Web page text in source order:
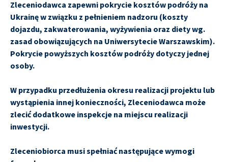
Zleceniodawca zapewni pokrycie kosztów podróży na
Ukrainę w związku z pełnieniem nadzoru (koszty
dojazdu, zakwaterowania, wyżywienia oraz diety wg.
zasad obowiązujących na Uniwersytecie Warszawskim).
Pokrycie powyższych kosztów podróży dotyczy jednej
osoby.
W przypadku przedłużenia okresu realizacji projektu lub
wystąpienia innej konieczności, Zleceniodawca może
zlecić dodatkowe inspekcje na miejscu realizacji
inwestycji.
Zleceniobiorca musi spełniać następujące wymogi